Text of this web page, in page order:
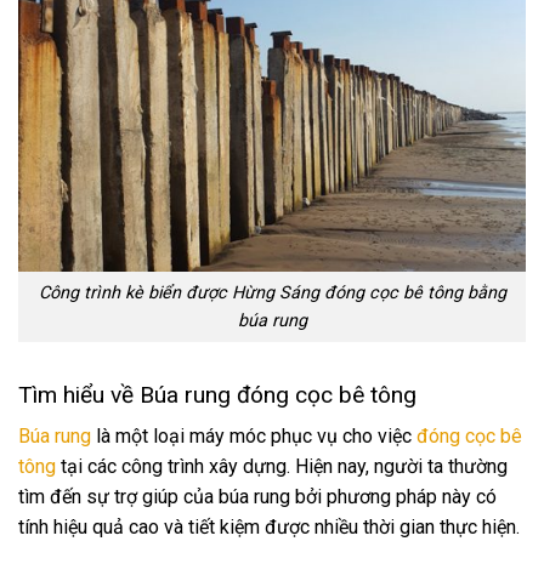
Công trình kè biển được Hừng Sáng đóng cọc bê tông bằng
búa rung
Tìm hiểu về Búa rung đóng cọc bê tông
Búa rung là một loại máy móc phục vụ cho việc đóng cọc bê
tông tại các công trình xây dựng. Hiện nay, người ta thường
tìm đến sự trợ giúp của búa rung bởi phương pháp này có
tính hiệu quả cao và tiết kiệm được nhiều thời gian thực hiện.